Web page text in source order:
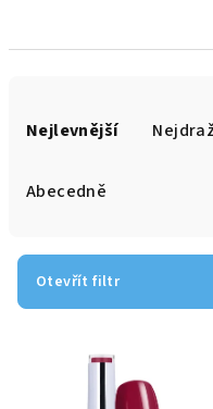
r
Nejlevnější
Abecedně
Otevřít filtr